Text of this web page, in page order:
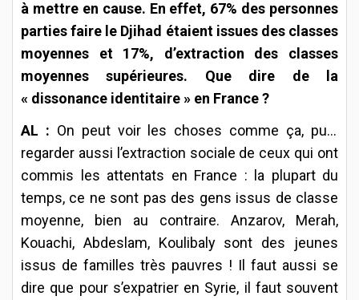
à mettre en cause. En effet, 67% des personnes
parties faire le Djihad étaient issues des classes
moyennes et 17%, d’extraction des classes
moyennes supérieures. Que dire de la
« dissonance identitaire » en France ?
AL : On peut voir les choses comme ça, puis
regarder aussi l’extraction sociale de ceux qui ont
commis les attentats en France : la plupart du
temps, ce ne sont pas des gens issus de classe
moyenne, bien au contraire. Anzarov, Merah,
Kouachi, Abdeslam, Koulibaly sont des jeunes
issus de familles très pauvres ! Il faut aussi se
dire que pour s’expatrier en Syrie, il faut souvent